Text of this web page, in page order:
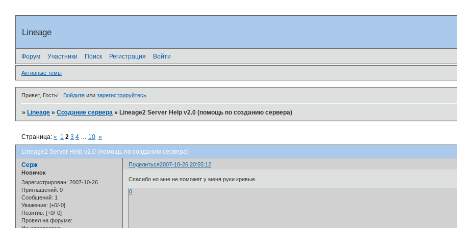
Lineage
Форум Участники Поиск Регистрация Войти
Активные темы
Привет, Гость! Войдитеили зарегистрируйтесь.
»Lineage »Создание сервера »Lineage2 Server Help v2.0 (помощь по созданию сервера)
Lineage2 Server Help v2.0 (помощь по созданию сервера)
Страница:« 1 2 3 4 … 10 »
Поделиться2007-10-26 20:55:12
Серж
Новичок
Зарегистрирован: 2007-10-26
Приглашений: 0
Сообщений: 1
Уважение: [+0/-0]
Позитив: [+0/-0]
Провел на форуме:
Спасибо но мне не поможет у меня руки кривые
0